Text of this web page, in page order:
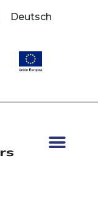
Deutsch